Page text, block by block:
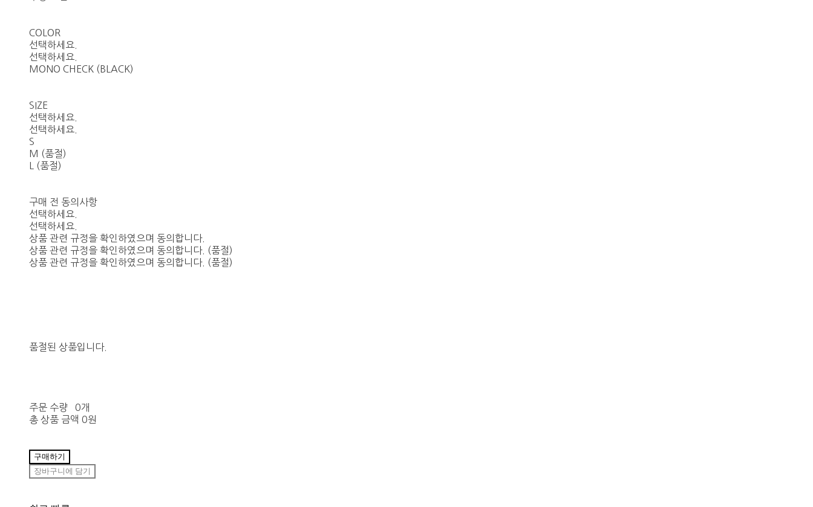
COLOR
선택하세요.
선택하세요.
MONO CHECK (BLACK)
SIZE
선택하세요.
선택하세요.
S
M (품절)
L (품절)
구매 전 동의사항
선택하세요.
선택하세요.
상품 관련 규정을 확인하였으며 동의합니다.
상품 관련 규정을 확인하였으며 동의합니다. (품절)
상품 관련 규정을 확인하였으며 동의합니다. (품절)
품절된 상품입니다.
주문 수량
0개
총 상품 금액 0원
구매하기
장바구니에 담기